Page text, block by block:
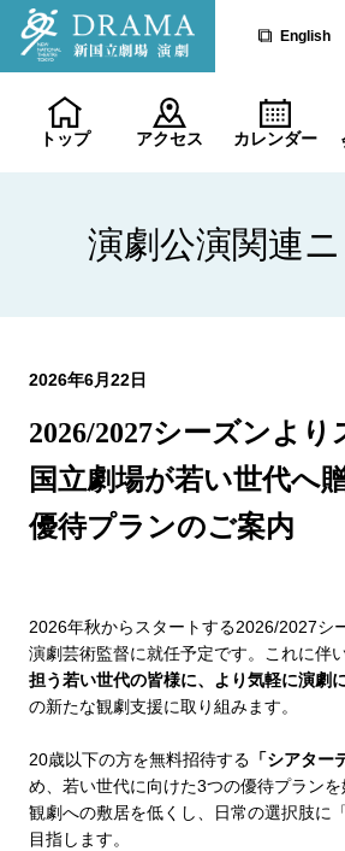
English
トップ アクセス カレンダー
演劇公演関連
2026年6月22日
2026/2027シーズンよ
国立劇場が若い世代へ
優待プランのご案内
2026年秋からスタートする2026/2027シ
演劇芸術監督に就任予定です。これに伴い
担う若い世代の皆様に、より気軽に演劇
の新たな観劇支援に取り組みます。
20歳以下の方を無料招待する 「シアター
め、若い世代に向けた3つの優待プランを
観劇への敷居を低くし、日常の選択肢に
目指します。